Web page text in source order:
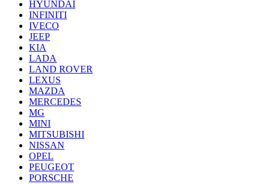
HYUNDAI
INFINITI
IVECO
JEEP
KIA
LADA
LAND ROVER
LEXUS
MAZDA
MERCEDES
MG
MINI
MITSUBISHI
NISSAN
OPEL
PEUGEOT
PORSCHE